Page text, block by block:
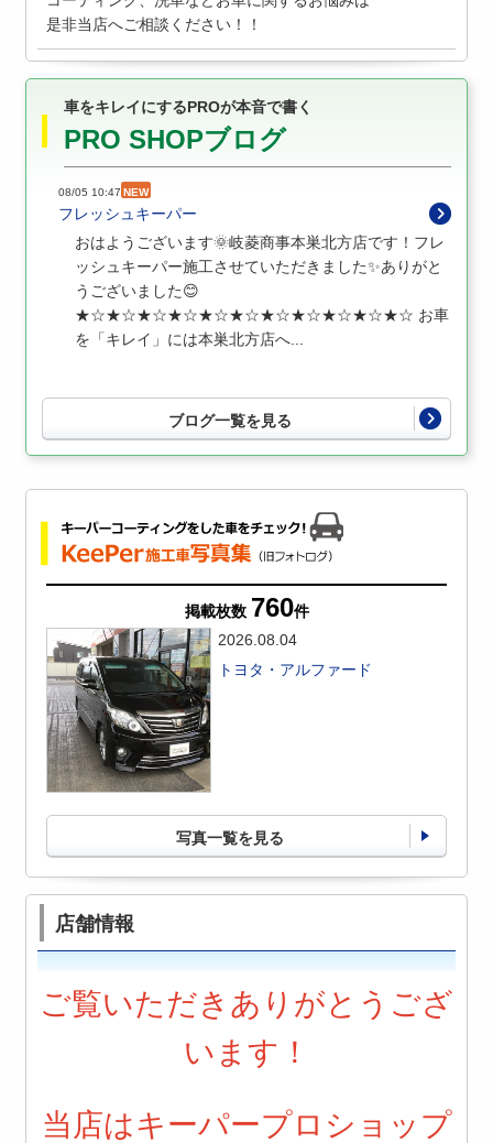
是非当店へご相談ください！！
車をキレイにするPROが本音で書く
PRO SHOPブログ
08/05 10:47 NEW
フレッシュキーパー
おはようございます🌞岐菱商事本巣北方店です！フレ
ッシュキーパー施工させていただきました✨ありがと
うございました😊
★☆★☆★☆★☆★☆★☆★☆★☆★☆★☆★☆ お車
を「キレイ」には本巣北方店へ...
ブログ一覧を見る
掲載枚数 760件
2026.08.04
トヨタ・アルファード
写真一覧を見る
店舗情報
ご覧いただきありがとうござ
います！
当店はキーパープロショップ